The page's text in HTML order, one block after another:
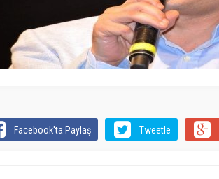
Facebook'ta Paylaş Tweetle